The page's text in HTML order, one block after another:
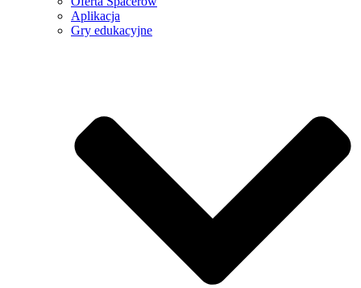
Aplikacja
Gry edukacyjne